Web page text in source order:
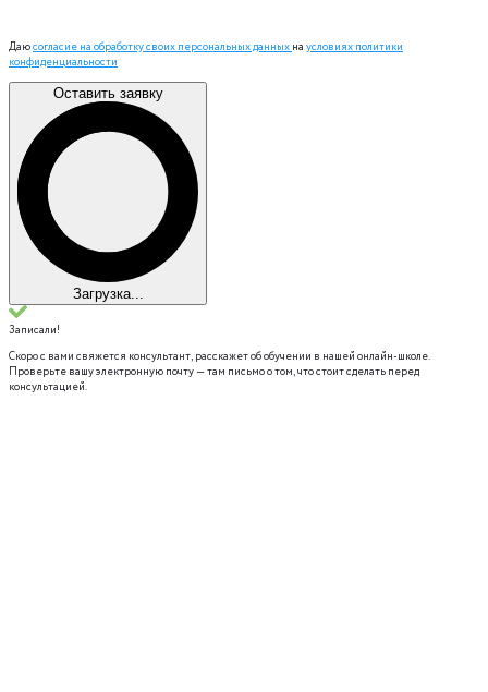
Даюсогласие на обработку своих персональных данныхна условиях политики
конфиденциальности
Оставить заявку
Загрузка...
Записали!
Скоро с вами свяжется консультант, расскажет об обучении в нашей онлайн-школе.
Проверьте вашу электронную почту — там письмо о том, что стоит сделать перед
консультацией.